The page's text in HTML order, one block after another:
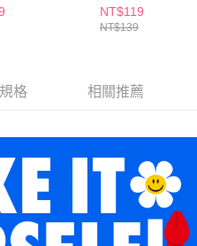
NT$119
NT$139
格 相關推薦